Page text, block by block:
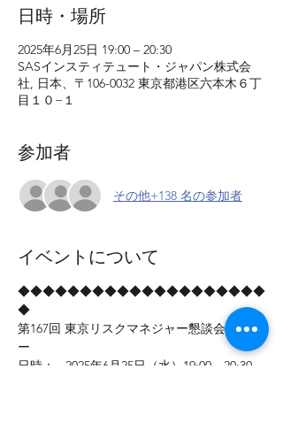
日時・場所
2025年6月25日 19:00 – 20:30
SASインスティテュート・ジャパン株式会
社, 日本、〒106-0032 東京都港区六本木６丁
目１０−１
参加者
その他+138 名の参加者
イベントについて
◆◆◆◆◆◆◆◆◆◆◆◆◆◆◆◆◆◆◆◆
◆
第167回 東京リスクマネジャー懇談会セミナ
ー
日時：   2025年6月25日（水）19:00～20:30